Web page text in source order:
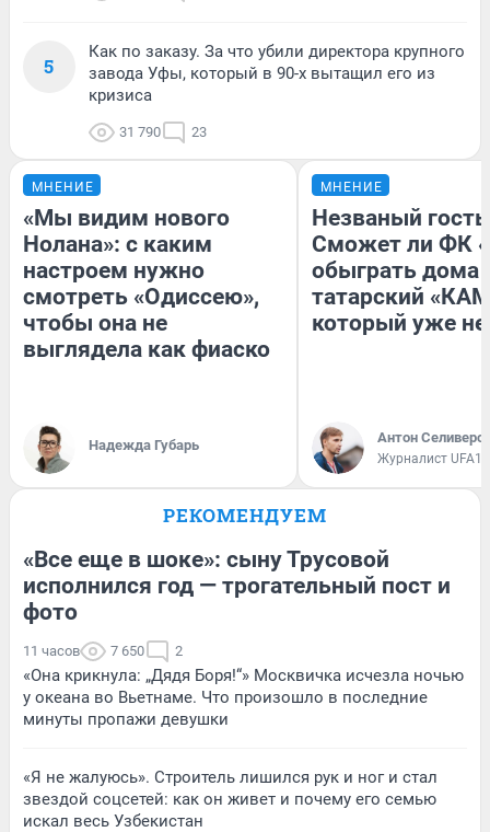
5
Как по заказу. За что убили директора крупного
завода Уфы, который в 90-х вытащил его из
кризиса
31 790 23
МНЕНИЕ
«Мы видим нового
Нолана»: с каким
настроем нужно
смотреть «Одиссею»,
чтобы она не
выглядела как фиаско
Надежда Губарь
МНЕНИЕ
Незваный
Сможет ли ФК
обыграть дома
татарский
который уже не
Антон
Журналист
РЕКОМЕНДУЕМ
«Все еще в шоке»: сыну Трусовой
исполнился год — трогательный пост и
фото
11 часов 7 650 2
«Она крикнула: „Дядя Боря!“» Москвичка исчезла ночью
у океана во Вьетнаме. Что произошло в последние
минуты пропажи девушки
«Я не жалуюсь». Строитель лишился рук и ног и стал
звездой соцсетей: как он живет и почему его семью
искал весь Узбекистан